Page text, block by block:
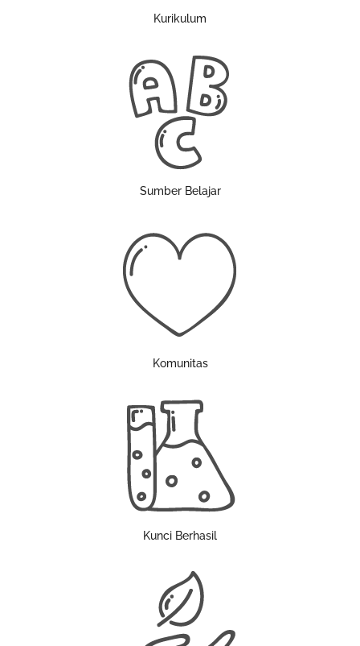
Kurikulum
Sumber Belajar
Komunitas
Kunci Berhasil